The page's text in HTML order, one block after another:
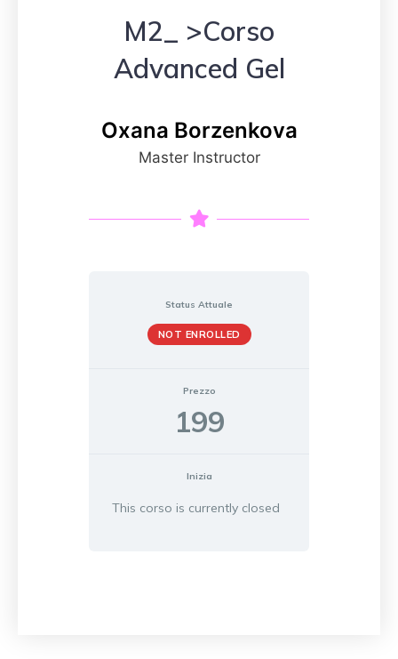
M2_ >Corso
Advanced Gel
Oxana Borzenkova
Master Instructor
Status Attuale
NOT ENROLLED
Prezzo
199
Inizia
This corso is currently closed